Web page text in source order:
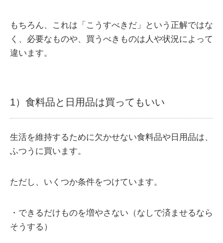
もちろん、これは「こうすべきだ」という正解ではな
く、必要なものや、買うべきものは人や状況によって
違います。
1）食料品と日用品は買ってもいい
生活を維持するために欠かせない食料品や日用品は、
ふつうに買います。
ただし、いくつか条件をつけています。
・できるだけものを増やさない（なしで済ませるなら
そうする）